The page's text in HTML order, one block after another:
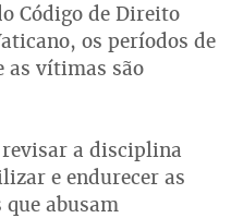
Código de Direito
os períodos de
as vítimas são
revisar a disciplina
e endurecer as
que abusam